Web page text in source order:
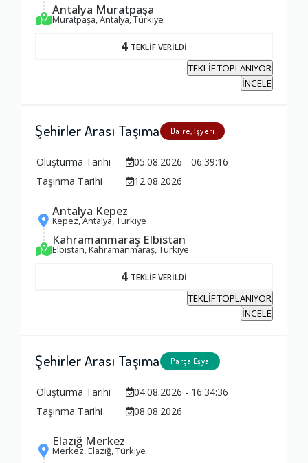
Antalya Muratpaşa
Muratpaşa, Antalya, Türkiye
4 TEKLİF VERİLDİ
TEKLİF TOPLANIYOR
İNCELE
Şehirler Arası Taşıma Daire, İşyeri
Oluşturma Tarihi
05.08.2026 - 06:39:16
Taşınma Tarihi
12.08.2026
Antalya Kepez
Kepez, Antalya, Türkiye
Kahramanmaraş Elbistan
Elbistan, Kahramanmaraş, Türkiye
4 TEKLİF VERİLDİ
TEKLİF TOPLANIYOR
İNCELE
Şehirler Arası Taşıma Parça Eşya
Oluşturma Tarihi
04.08.2026 - 16:34:36
Taşınma Tarihi
08.08.2026
Elazığ Merkez
Merkez, Elazığ, Türkiye